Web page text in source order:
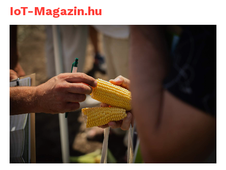
IoT-Magazin.hu